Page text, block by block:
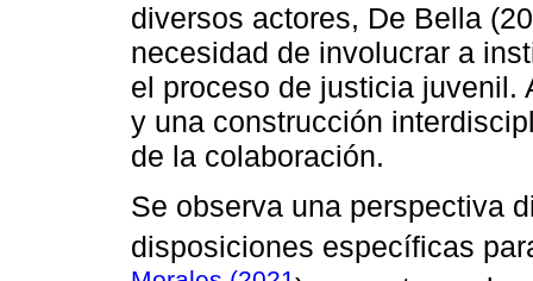
diversos actores, De Bella
necesidad de involucrar a
el proceso de justicia juvenil.
y una construcción
de la colaboración.
Se observa una perspectiva
disposiciones específicas